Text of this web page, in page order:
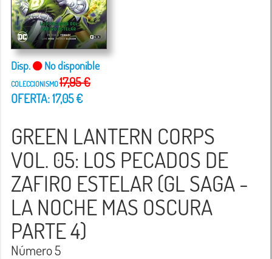
Disp. No disponible
COLECCIONISMO17,95 €
OFERTA: 17,05 €
GREEN LANTERN CORPS
VOL. 05: LOS PECADOS DE
ZAFIRO ESTELAR (GL SAGA -
LA NOCHE MAS OSCURA
PARTE 4)
Número 5